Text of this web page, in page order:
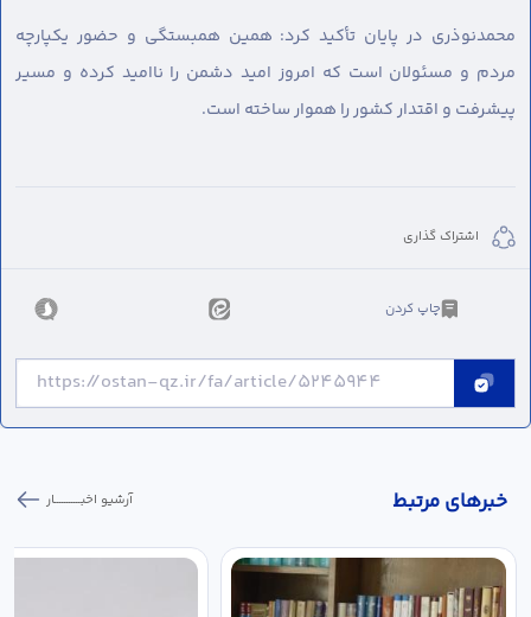
محمدنوذری در پایان تأکید کرد: همین همبستگی و حضور یکپارچه
مردم و مسئولان است که امروز امید دشمن را ناامید کرده و مسیر
پیشرفت و اقتدار کشور را هموار ساخته است.
اشتراک گذاری
چاپ کردن
خبر‌های مرتبط آرشیو اخبـــــــــــار